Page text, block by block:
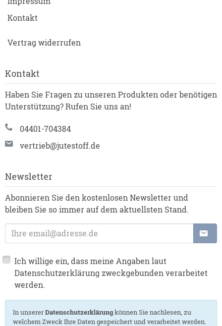
Kontakt
Vertrag widerrufen
Kontakt
Haben Sie Fragen zu unseren Produkten oder benötigen
Unterstützung? Rufen Sie uns an!
04401-704384
vertrieb@jutestoff.de
Newsletter
Abonnieren Sie den kostenlosen Newsletter und
bleiben Sie so immer auf dem aktuellsten Stand.
E-Mailadresse
Ich willige ein, dass meine Angaben laut
Datenschutzerklärung zweckgebunden verarbeitet
werden.
In unsererDatenschutzerklärungkönnen Sie nachlesen, zu
welchem Zweck Ihre Daten gespeichert und verarbeitet werden.